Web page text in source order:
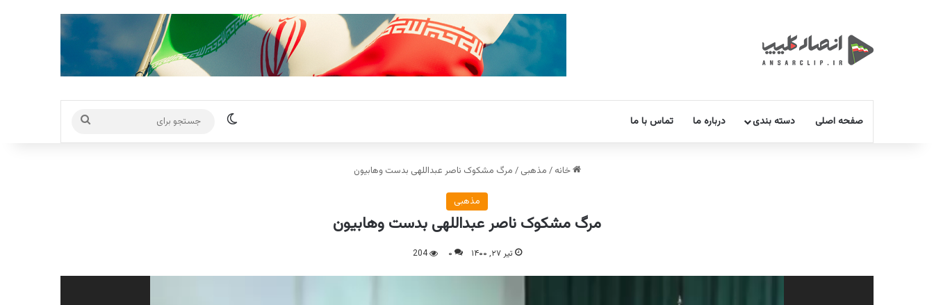
صفحه اصلی دسته بندی درباره ما تماس با ما تغییر پوسته
برای
خانه / مذهبی / مرگ مشکوک ناصر عبداللهی بدست وهابیون
مذهبی
مرگ مشکوک ناصر عبداللهی بدست وهابیون
تیر ۲۷, ۱۴۰۰ ۰ 204
نمایشگر